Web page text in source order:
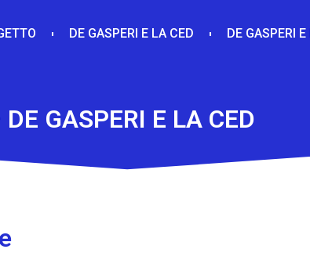
DE GASPERI E LA CED DE GASPERI
GASPERI E LA CED